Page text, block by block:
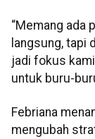
“Memang ada
langsung, tapi
jadi fokus
untuk buru-
Febriana
mengubah